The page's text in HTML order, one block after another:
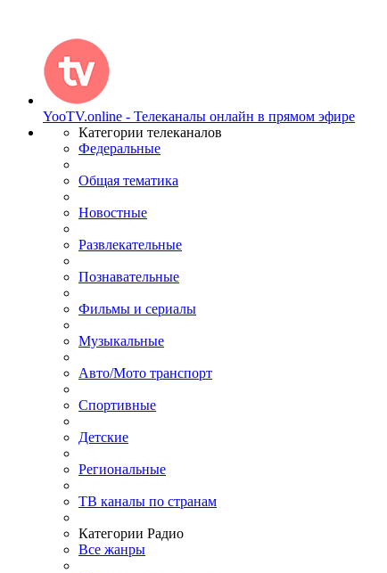
YooTV.online - Телеканалы онлайн в прямом эфире
Категории телеканалов
Федеральные
Общая тематика
Новостные
Развлекательные
Познавательные
Фильмы и сериалы
Музыкальные
Авто/Мото транспорт
Спортивные
Детские
Региональные
ТВ каналы по странам
Категории Радио
Все жанры